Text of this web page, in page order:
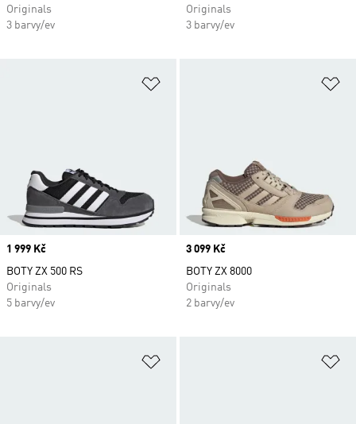
Originals
3 barvy/ev
Originals
3 barvy/ev
Price
1 999 Kč
BOTY ZX 500 RS
Originals
5 barvy/ev
Price
3 099 Kč
BOTY ZX 8000
Originals
2 barvy/ev